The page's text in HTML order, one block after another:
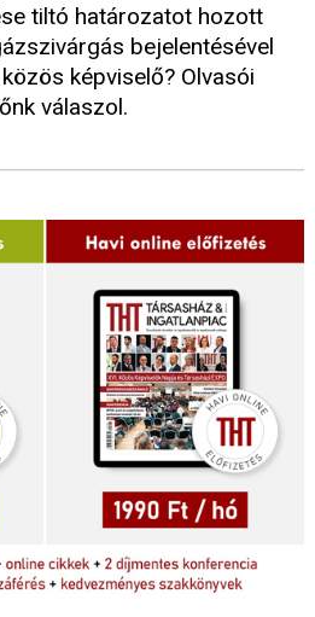
tiltó határozatot hozott
bejelentésével
képviselő? Olvasói
válaszol.